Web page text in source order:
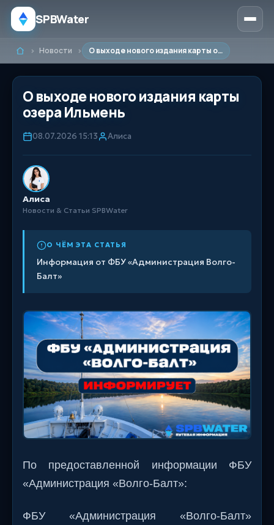
SPBWater
ГлавнаяНовости О выходе нового издания карты озера Ильмень
О выходе нового издания карты
озера Ильмень
08.07.2026 15:13 Алиса
Алиса
Новости & Статьи SPBWater
О ЧЁМ ЭТА СТАТЬЯ
Информация от ФБУ «Администрация Волго-
Балт»
По предоставленной информации ФБУ
«Администрация «Волго-Балт»:
ФБУ «Администрация «Волго-Балт»